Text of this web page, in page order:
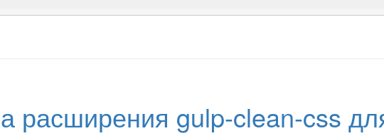
расширения gulp-clean-css